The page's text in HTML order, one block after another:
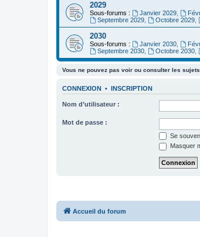
2029
Sous-forums : Janvier 2029,
Septembre 2029, Octobre 2029,
2030
Sous-forums : Janvier 2030,
Septembre 2030, Octobre 2030,
Vous ne pouvez pas voir ou consulter les sujets
CONNEXION • INSCRIPTION
Nom d’utilisateur :
Mot de passe :
Se
Masquer
Accueil du forum